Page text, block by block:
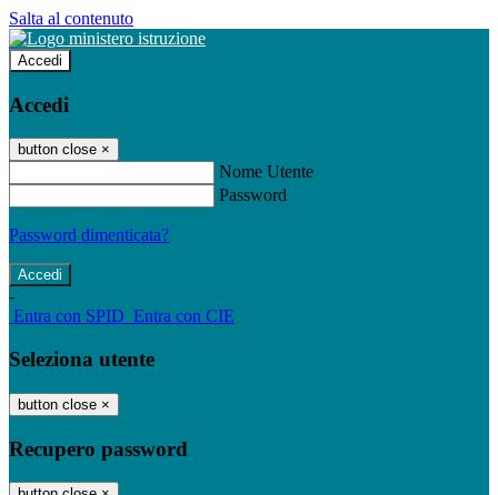
Salta al contenuto
Accedi
Accedi
button close ×
Nome Utente
Password
Password dimenticata?
-
Entra con SPID Entra con CIE
Seleziona utente
button close ×
Recupero password